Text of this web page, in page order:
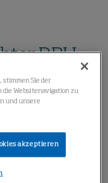
RBU
stimmen Sie der
die Websitenavigation zu
und unsere
akzeptieren